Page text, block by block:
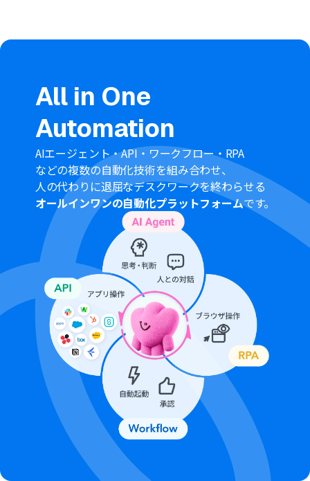
■注意事項
Salesforceはチームプラン・サクセスプランでのみご利用
いただけるアプリとなっております。フリープラン・ミニ
プランの場合は設定しているフローボットのオペレーシ
ョンやデータコネクトはエラーとなりますので、ご注意く
ださい。
チームプランやサクセスプランなどの有料プランは、2週
間の無料トライアルを行うことが可能です。無料トライア
ル中には制限対象のアプリを使用することができます。
All in One
Automation
AIエージェント・API・ワークフロー・RPA
などの複数の自動化技術を組み合わせ、
人の代わりに退屈なデスクワークを終わらせる
オールインワンの自動化プラットフォームです。